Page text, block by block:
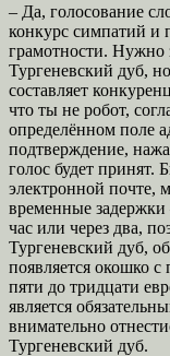
– Да, голосование
конкурс симпатий и
грамотности. Нужно
Тургеневский дуб,
составляет
что ты не робот,
определённом поле
подтверждение,
голос будет принят.
электронной почте,
временные
час или через два,
Тургеневский дуб,
появляется окошко
пяти до тридцати
является
внимательно
Тургеневский дуб.